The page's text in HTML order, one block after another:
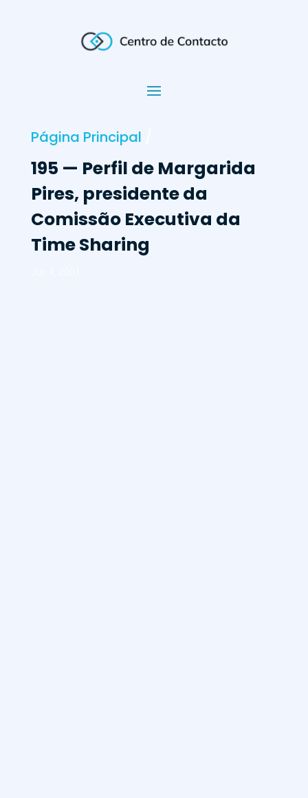
Página Principal
195 — Perfil de Margarida
Pires, presidente da
Comissão Executiva da
Time Sharing